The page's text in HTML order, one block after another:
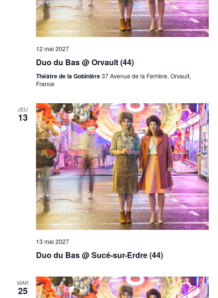
12 mai 2027
Duo du Bas @ Orvault (44)
Théâtre de la Gobinière37 Avenue de la Ferrière, Orvault,
France
JEU
13
13 mai 2027
Duo du Bas @ Sucé-sur-Erdre (44)
MAR
25